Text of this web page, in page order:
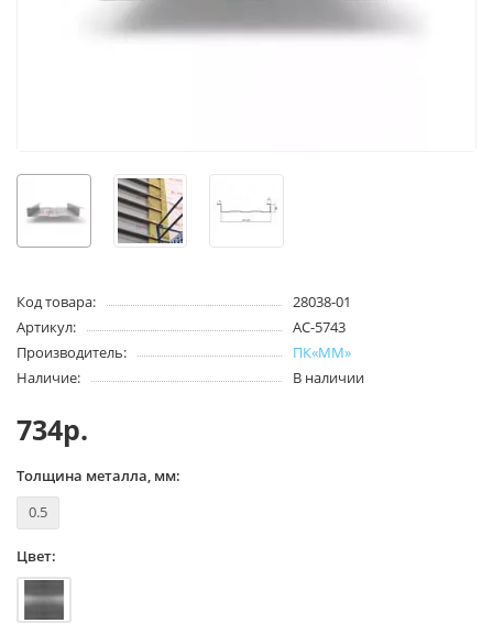
Код товара:
28038-01
Артикул:
АС-5743
Производитель:
ПК«ММ»
Наличие:
В наличии
734р.
Толщина металла, мм:
0.5
Цвет: